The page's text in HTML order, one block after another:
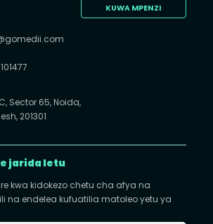
KUWA MPENZI
Sector 65, Noida,
201301
jarida letu
kwa kidokezo chetu cha afya na
na endelea kufuatilia matoleo yetu ya